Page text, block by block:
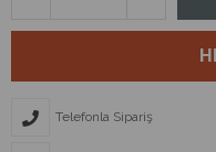
Telefonla Sipariş